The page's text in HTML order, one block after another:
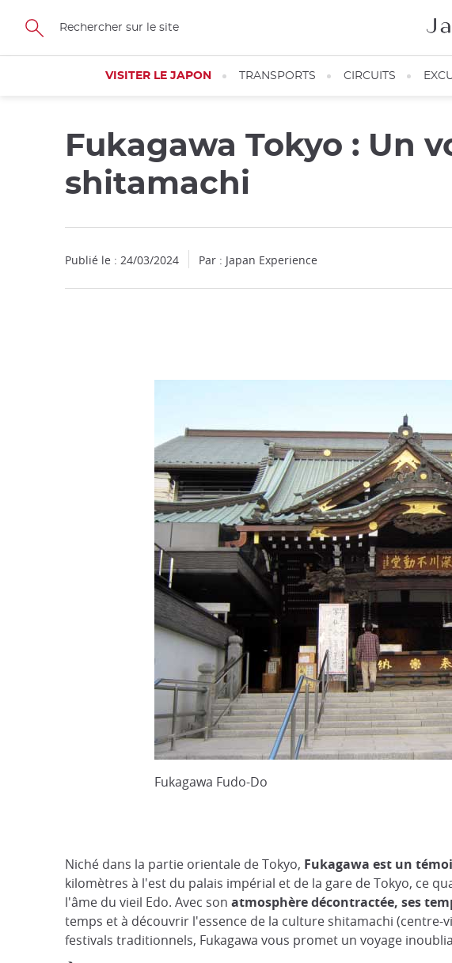
Skip
main
VISITER LE JAPON TRANSPORTS CIRCUITS
Fukagawa Tokyo : Un
shitamachi
Publié le : 24/03/2024 Par : Japan Experience
Fukagawa Fudo-Do
Niché dans la partie orientale de Tokyo, Fukagawa est un
kilomètres à l'est du palais impérial et de la gare de Tokyo, ce
l'âme du vieil Edo. Avec son atmosphère décontractée, ses
temps et à découvrir l'essence de la culture shitamachi (centre-
festivals traditionnels, Fukagawa vous promet un voyage